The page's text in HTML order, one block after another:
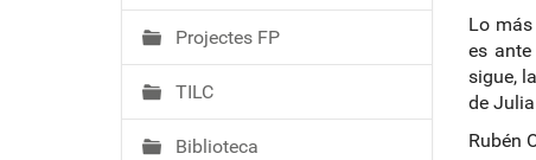
Lo
es
sigue,
de
Rubén
Projectes FP
TILC
Biblioteca